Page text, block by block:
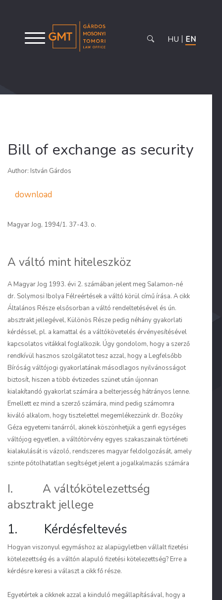
HU EN
Bill of exchange as security
Author: István Gárdos
download
Magyar Jog, 1994/1. 37-43. o.
A váltó mint hiteleszköz
A Magyar Jog 1993. évi 2. számában jelent meg Salamon-né
dr. Solymosi Ibolya Félreértések a váltó körül című írása. A cikk
Általános Része elsősorban a váltó rendeltetésével és ún.
absztrakt jellegével, Különös Része pedig néhány gyakorlati
kérdéssel, pl. a kamattal és a váltókövetelés érvényesítésével
kapcsolatos vitákkal foglalkozik. Úgy gondolom, hogy a szerző
rendkívül hasznos szolgálatot tesz azzal, hogy a Legfelsőbb
Bíróság váltójogi gyakorlatának másodlagos nyilvánosságot
biztosít, hiszen a több évtizedes szünet után újonnan
kialakítandó gyakorlat számára a belterjesség hátrányos lenne.
Emellett ez mind a szerző számára, mind pedig számomra
kiváló alkalom, hogy tisztelettel megemlékezzünk dr. Bozóky
Géza egyetemi tanárról, akinek köszönhetjük a genfi egységes
váltójog egyetlen, a váltótörvény egyes szakaszainak történeti
kialakulását is vázoló, rendszeres magyar feldolgozását, amely
szinte pótolhatatlan segítséget jelent a jogalkalmazás számára
I. A váltókötelezettség
absztrakt jellege
1. Kérdésfeltevés
Hogyan viszonyul egymáshoz az alapügyletben vállalt fizetési
kötelezettség és a váltón alapuló fizetési kötelezettség? Erre a
kérdésre keresi a választ a cikk fő része.
Egyetértek a cikknek azzal a kiinduló megállapításával, hogy a